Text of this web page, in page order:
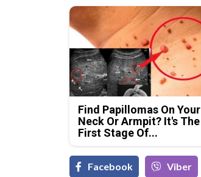
Find Papillomas On Your
Neck Or Armpit? It's The
First Stage Of...
Facebook Viber